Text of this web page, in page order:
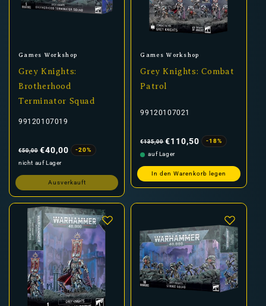
Anbieter:
Games Workshop
Grey Knights:
Brotherhood
Terminator Squad
99120107019
Preis
€50,00 €40,00
-20%
nicht auf Lager
Ausverkauft
Anbieter:
Games Workshop
Grey Knights: Combat
Patrol
99120107021
Preis
€135,00 €110,50
-18%
auf Lager
In den Warenkorb legen